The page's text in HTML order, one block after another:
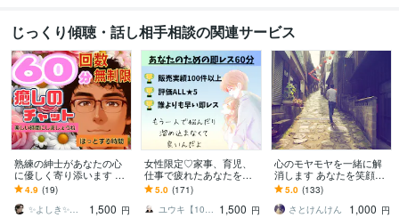
じっくり傾聴・話し相手相談の関連サービス
熟練の紳士があなたの心
に優しく寄り添います 誰
にも言えない悩みや孤独
を、大人の包容力で丸ご
と受け止めます
4.9 (19)
✨よしき✨が心を優しく癒して笑顔にします
1,500 円
女性限定♡家事、育児、
仕事で疲れたあなたを癒
します 女性限定♡愚痴、
悩み、あなたの話なんで
も聞くよ
5.0 (171)
ユウキ【1000件以上販売♪】 1,500 円
心のモヤモヤを一緒に解
消します あなたを笑顔に
します(^-^)
5.0 (133)
さとけんけん
1,000 円